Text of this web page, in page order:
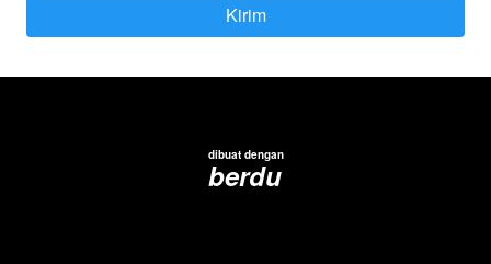
`Kirim
dibuat dengan
berdu